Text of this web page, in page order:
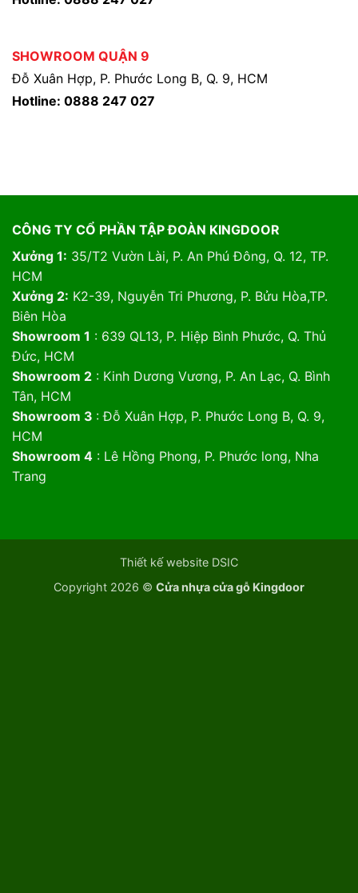
SHOWROOM QUẬN 9
Đỗ Xuân Hợp, P. Phước Long B, Q. 9, HCM
Hotline: 0888 247 027
CÔNG TY CỔ PHẦN TẬP ĐOÀN KINGDOOR
Xưởng 1: 35/T2 Vườn Lài, P. An Phú Đông, Q. 12, TP.
HCM
Xưởng 2: K2-39, Nguyễn Tri Phương, P. Bửu Hòa,TP.
Biên Hòa
Showroom 1 : 639 QL13, P. Hiệp Bình Phước, Q. Thủ
Đức, HCM
Showroom 2: Kinh Dương Vương, P. An Lạc, Q. Bình
Tân, HCM
Showroom 3 : Đỗ Xuân Hợp, P. Phước Long B, Q. 9,
HCM
Showroom 4: Lê Hồng Phong, P. Phước long, Nha
Trang
Thiết kế website DSIC
Copyright 2026 © Cửa nhựa cửa gỗ Kingdoor